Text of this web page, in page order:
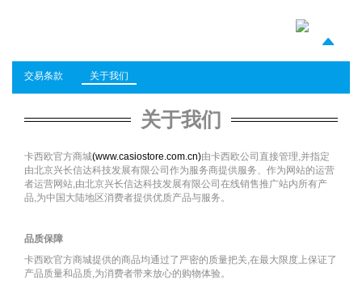
交易条款 关于我们
关于我们
卡西欧官方商城(www.casiostore.com.cn)由卡西欧公司直接管理,并指定
由北京兴长信达科技发展有限公司作为服务商提供服务、作为网站的运营
者运营网站,由北京兴长信达科技发展有限公司在线销售推广站内所有产
品,为中国大陆地区消费者提供优质产品与服务。
品质保障
卡西欧官方商城提供的商品均通过了严密的质量把关,在最大限度上保证了
产品质量和品质,为消费者带来放心的购物体验。